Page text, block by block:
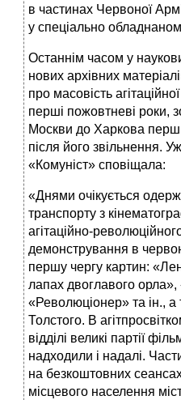
в частинах Червоної
у спеціально
Останнім часом у
нових архівних
про масовість
перші пожовтневі роки,
Москви до Харкова
після його звільнення.
«Комуніст» сповіщала:
«Днями очікується
транспорту з
агітаційно-
демонстрування в
першу чергу картин:
лапах двоглавого
«Революціонер» та ін.,
Толстого. В
відділі великі партії
надходили і надалі.
на безкоштовних
місцевого населення